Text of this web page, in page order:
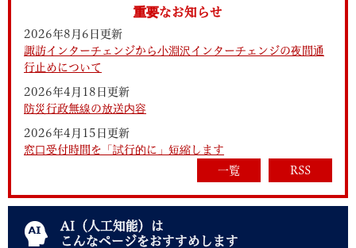
重要なお知らせ
2026年8月6日更新
諏訪インターチェンジから小淵沢インターチェンジの夜間通
行止めについて
2026年4月18日更新
防災行政無線の放送内容
2026年4月15日更新
窓口受付時間を「試行的に」短縮します
一覧
RSS
AI（人工知能）は
こんなページをおすすめします